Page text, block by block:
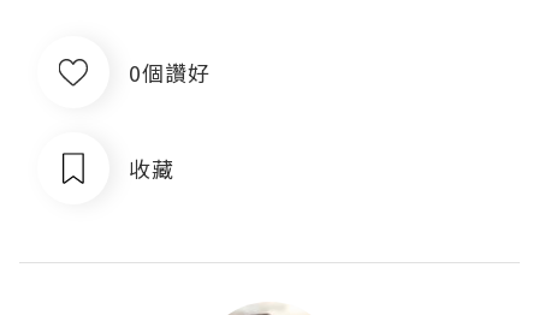
0個讚好
收藏